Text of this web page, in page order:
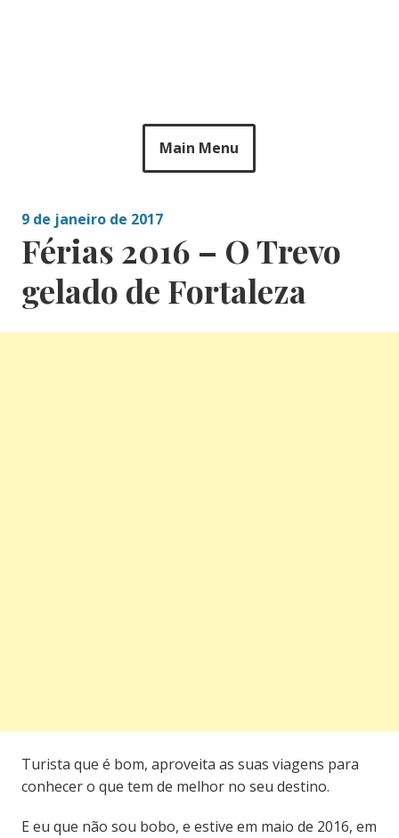
Main Menu
9 de janeiro de 2017
Férias 2016 – O Trevo
gelado de Fortaleza
Turista que é bom, aproveita as suas viagens para
conhecer o que tem de melhor no seu destino.
E eu que não sou bobo, e estive em maio de 2016, em